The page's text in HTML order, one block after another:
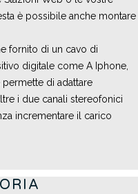
è possibile anche montare
fornito di un cavo di
digitale come A Iphone,
di adattare
i due canali stereofonici
incrementare il carico